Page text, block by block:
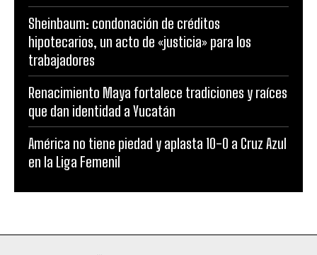
Sheinbaum: condonación de créditos
hipotecarios, un acto de «justicia» para los
trabajadores
Renacimiento Maya fortalece tradiciones y raíces
que dan identidad a Yucatán
América no tiene piedad y aplasta 10-0 a Cruz Azul
en la Liga Femenil